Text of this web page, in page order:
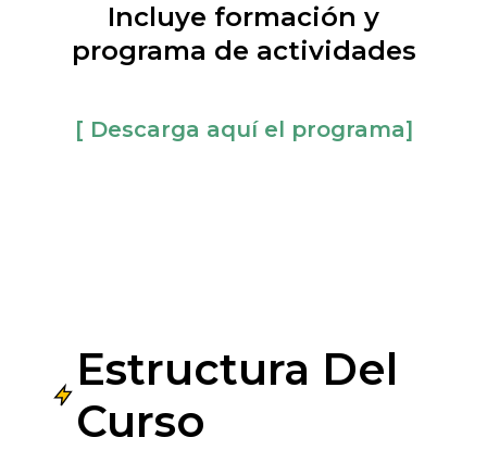
Incluye formación y
programa de actividades
[ Descarga aquí el programa]
Estructura Del
Curso